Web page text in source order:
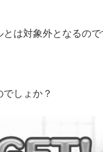
とは対象外となるの
しょか？